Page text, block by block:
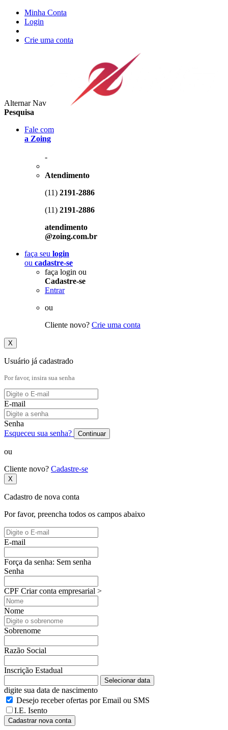
Minha Conta
Login
Crie uma conta
Alternar Nav
Pesquisa
Fale com
a Zoing
-
Atendimento
(11) 2191-2886
(11) 2191-2886
atendimento
@zoing.com.br
faça seu login
ou cadastre-se
faça login ou
Cadastre-se
Entrar
ou
Cliente novo? Crie uma conta
X
Usuário já cadastrado
Por favor, insira sua senha
E-mail
Senha
Esqueceu sua senha?
Continuar
ou
Cliente novo? Cadastre-se
X
Cadastro de nova conta
Por favor, preencha todos os campos abaixo
E-mail
Força da senha: Sem senha
Senha
CPF Criar conta empresarial >
Nome
Sobrenome
Razão Social
Inscrição Estadual
Selecionar data
digite sua data de nascimento
Desejo receber ofertas por Email ou SMS
I.E. Isento
Cadastrar nova conta